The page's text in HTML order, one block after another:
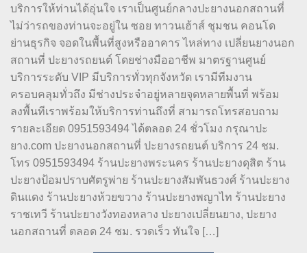
บริการให้ท่านได้อุ่นใจ เราเป็นศูนย์กลางปะยางนอกสถานที่
ไม่ว่ารถของท่านจะอยู่ใน ซอย ทาวนเฮ้าส์ ชุมชน คอนโด
ย่านธุรกิจ จอดในพื้นที่สูงหรืออาคาร ไหล่ทาง เปลี่ยนยางนอก
สถานที่ ปะยางรถยนต์ โดยช่างมืออาชีพ มาตรฐานศูนย์
บริการระดับ VIP มีบริการทั่วทุกจังหวัด เรามีทีมงาน
ครอบคลุมทั่วถึง มีช่างประจำอยู่หลายจุดหลายพื้นที่ พร้อม
ลงพื้นทีเราพร้อมให้บริการท่านถึงที่ สามารถโทรสอบถาม
รายละเอียด 0951593494 ได้ตลอด 24 ชั่วโมง กรุณาปะ
ยาง.com ปะยางนอกสถานที่ ปะยางรถยนต์ บริการ 24 ชม.
โทร 0951593494 ร้านปะยางพระนคร ร้านปะยางดุสิต ร้าน
ปะยางป้อมปราบศัตรูพ่าย ร้านปะยางสัมพันธวงศ์ ร้านปะยาง
ดินแดง ร้านปะยางห้วยขวาง ร้านปะยางพญาไท ร้านปะยาง
ราชเทวี ร้านปะยางวังทองหลาง ปะยางเปลี่ยนยาง, ปะยาง
นอกสถานที่ ตลอด 24 ชม. รวดเร็ว ทันใจ […]